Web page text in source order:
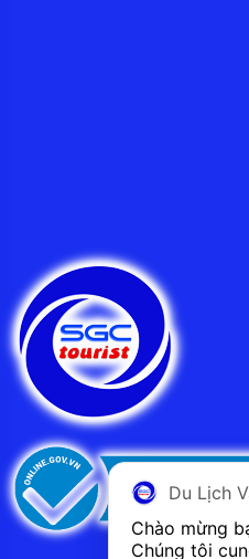
Chào mừng
Chúng tôi